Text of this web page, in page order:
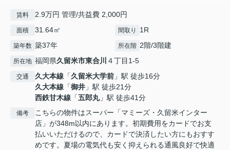
賃料 2.9万円 管理/共益費 2,000円
面積 31.64㎡ 間取り 1R
築年数 築37年 所在階 2階/3階建
所在地 福岡県久留米市東合川 ４丁目1-5
交通 久大本線 「久留米大学前 」駅 徒歩16分
久大本線 「御井 」駅 徒歩21分
西鉄甘木線 「五郎丸」駅 徒歩41分
備考
こちらの物件はスーパー「マミーズ・久留米インター
店」が348m以内にあります。初期費用をカードでお支
払いいただけるので、カードで決済したい方にもおすす
めです。夏場の電気代も安く抑えられる通風良好で快適